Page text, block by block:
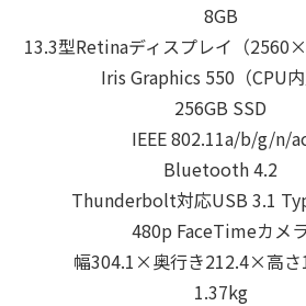
8GB
13.3型Retinaディスプレイ（
Iris Graphics 550（CPU
256GB SSD
IEEE 802.11a/b/g/n/
Bluetooth 4.2
Thunderbolt対応USB 3.1
480p FaceTimeカメ
幅304.1×奥行き212.4×高
1.37kg